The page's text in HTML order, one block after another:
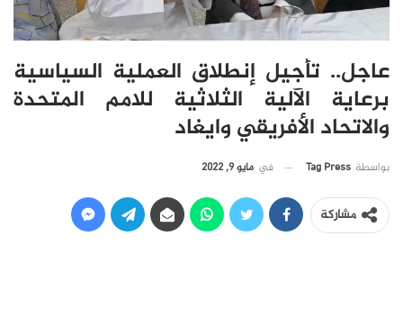
عاجل.. تأجيل إنطلاق العملية السياسية
برعاية الآلية الثلاثية للامم المتحدة
والاتحاد الأفريقي وايغاد
بواسطة Tag Press في مايو 9, 2022
مشاركة